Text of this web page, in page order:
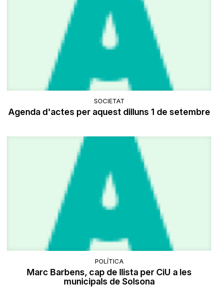
SOCIETAT
Agenda d'actes per aquest dilluns 1 de setembre
POLÍTICA
Marc Barbens, cap de llista per CiU a les
municipals de Solsona